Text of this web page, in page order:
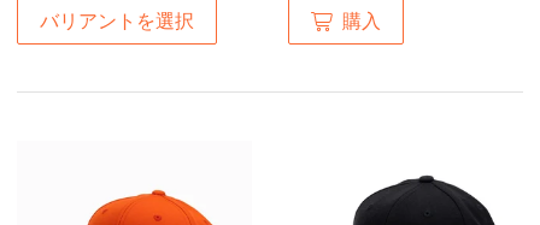
バリアントを選択 購入